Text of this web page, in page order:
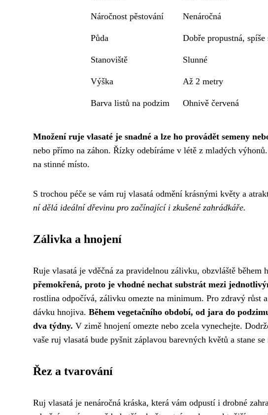
Náročnost pěstování Nenáročná
Půda Dobře propustná, spíše
Stanoviště Slunné
Výška Až 2 metry
Barva listů na podzim Ohnivě červená
Množení ruje vlasaté je snadné a lze ho provádět semeny
nebo přímo na záhon. Řízky odebíráme v létě z mladých
na stinné místo.
S trochou péče se vám ruj vlasatá odmění krásnými květy a
ní dělá ideální dřevinu pro začínající i zkušené zahrádkáře.
Zálivka a hnojení
Ruje vlasatá je vděčná za pravidelnou zálivku, obzvláště během
přemokřená, proto je vhodné nechat substrát mezi
rostlina odpočívá, zálivku omezte na minimum. Pro zdravý růst
dávku hnojiva. Během vegetačního období, od jara do
dva týdny. V zimě hnojení omezte nebo zcela vynechejte.
vaše ruj vlasatá bude pyšnit záplavou barevných květů a stane
Řez a tvarování
Ruj vlasatá je nenáročná kráska, která vám odpustí i drobné